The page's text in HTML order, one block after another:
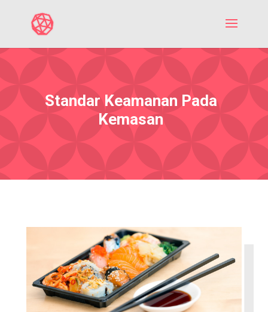
Standar Keamanan Pada
Kemasan